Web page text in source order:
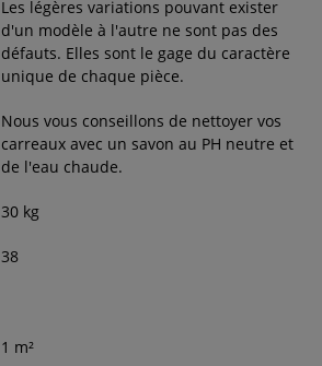
Les légères variations pouvant exister
d'un modèle à l'autre ne sont pas des
défauts. Elles sont le gage du caractère
unique de chaque pièce.
Nous vous conseillons de nettoyer vos
carreaux avec un savon au PH neutre et
de l'eau chaude.
30kg
38
1 m²